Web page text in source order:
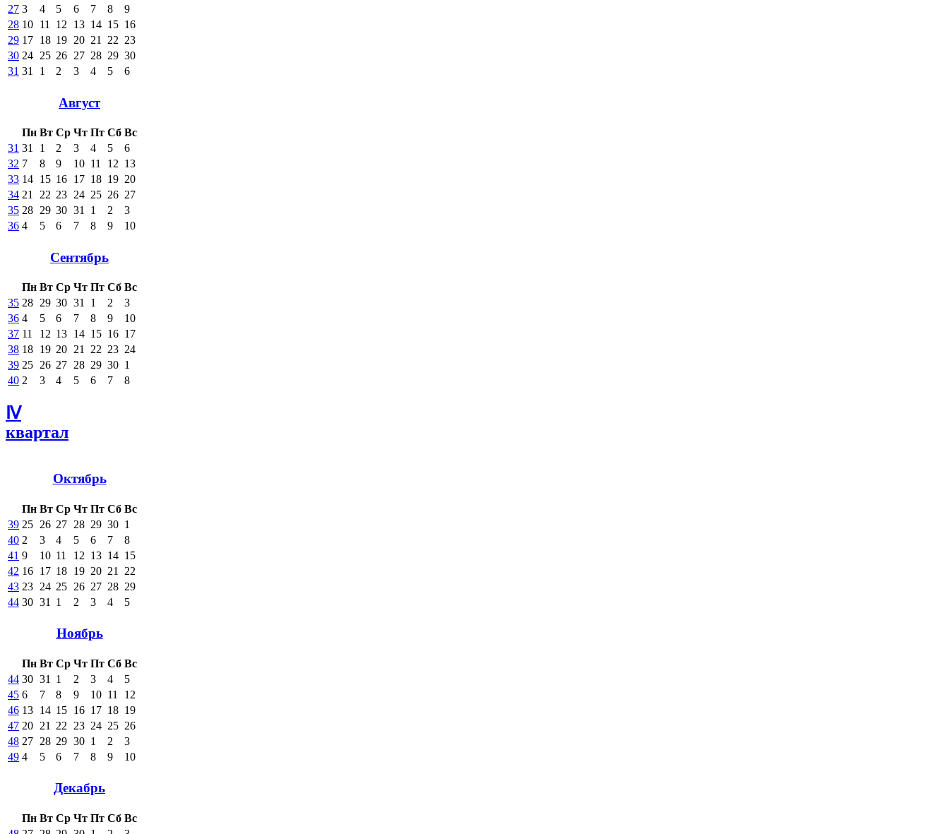
27 3 4 5 6 7 8
9
28 10 11 12 13 14 15 16
29 17 18 19 20 21 22 23
30 24 25 26 27 28 29 30
31 31 1 2 3 4 5 6
Август
Пн Вт Ср Чт Пт Сб Вс
31 31 1 2 3 4 5
6
32 7 8 9 10 11 12 13
33 14 15 16 17 18 19 20
34 21 22 23 24 25 26 27
35 28 29 30 31 1 2
3
36 4 5 6 7 8 9 10
Сентябрь
Пн Вт Ср Чт Пт Сб Вс
35 28 29 30 31 1 2
3
36 4 5 6 7 8 9
10
37 11 12 13 14 15 16 17
38 18 19 20 21 22 23 24
39 25 26 27 28 29 30 1
40 2 3 4 5 6 7 8
Ⅳ
квартал
Октябрь
Пн Вт Ср Чт Пт Сб Вс
39 25 26 27 28 29 30 1
40 2 3 4 5 6 7
8
41 9 10 11 12 13 14 15
42 16 17 18 19 20 21
22
43 23 24 25 26 27 28 29
44 30 31 1 2 3 4 5
Ноябрь
Пн Вт Ср Чт Пт Сб Вс
44 30 31 1 2 3 4
5
45 6 7 8 9 10 11
12
46 13 14 15 16 17 18 19
47 20 21 22 23 24 25 26
48 27 28 29 30 1 2
3
49 4 5 6 7 8 9 10
Декабрь
Пн Вт Ср Чт Пт Сб Вс